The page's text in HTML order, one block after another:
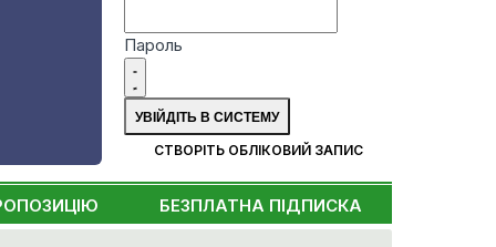
Пароль
СТВОРІТЬ ОБЛІКОВИЙ ЗАПИС
БЕЗПЛАТНА ПІДПИСКА